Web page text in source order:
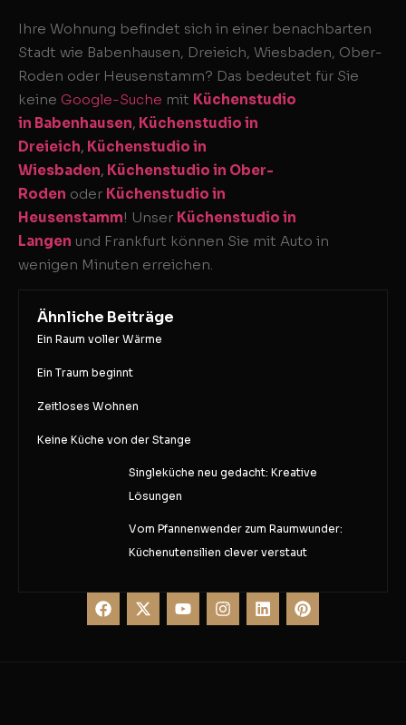
Ihre Wohnung befindet sich in einer benachbarten
Stadt wie Babenhausen, Dreieich, Wiesbaden, Ober-
Roden oder Heusenstamm? Das bedeutet für Sie
keine Google-Suche mit Küchenstudio
in Babenhausen, Küchenstudio in
Dreieich, Küchenstudio in
Wiesbaden, Küchenstudio in Ober-
Roden oder Küchenstudio in
Heusenstamm! Unser Küchenstudio in
Langen und Frankfurt können Sie mit Auto in
wenigen Minuten erreichen.
Ähnliche Beiträge
Ein Raum voller Wärme
Ein Traum beginnt
Zeitloses Wohnen
Keine Küche von der Stange
Singleküche neu gedacht: Kreative
Lösungen
Vom Pfannenwender zum Raumwunder:
Küchenutensilien clever verstaut